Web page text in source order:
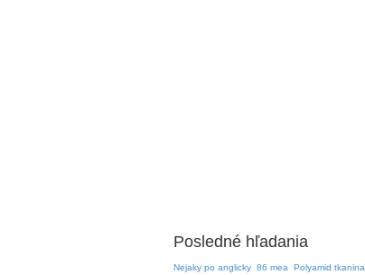
Posledné hľadania
Nejaky po anglicky 86 mea Polyamid tkanina